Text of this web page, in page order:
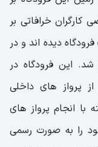
خرافاتی بر
دیده اند و در
آغاز شد. این فرودگاه در
پرواز های داخلی
انجام پرواز های
را به صورت رسمی